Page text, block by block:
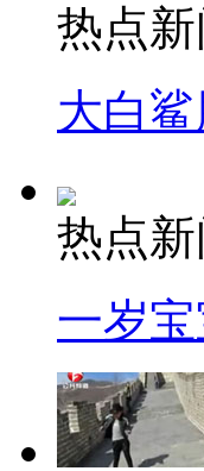
热点新
大白
热点新
一岁